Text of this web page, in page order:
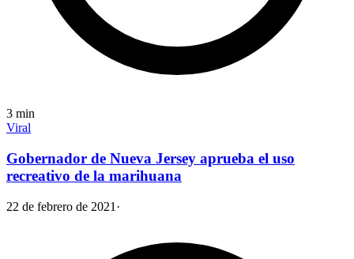
3 min
Viral
Gobernador de Nueva Jersey aprueba el uso
recreativo de la marihuana
22 de febrero de 2021 ·